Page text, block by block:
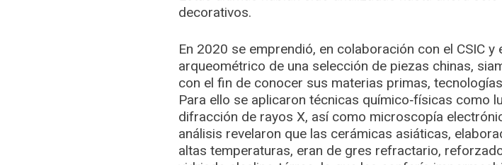
decorativos.
En 2020 se emprendió, en colaboración con el CSIC y
arqueométrico de una selección de piezas chinas,
con el fin de conocer sus materias primas,
Para ello se aplicaron técnicas químico‑físicas como
difracción de rayos X, así como microscopía
análisis revelaron que las cerámicas asiáticas,
altas temperaturas, eran de gres refractario,